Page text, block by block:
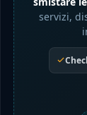
servizi,